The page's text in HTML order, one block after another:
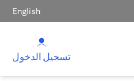
English
تسجيل الدخول